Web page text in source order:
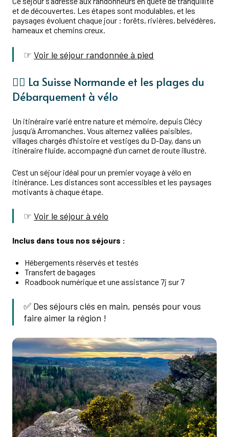
et de découvertes. Les étapes sont modulables, et les
paysages évoluent chaque jour : forêts, rivières, belvédères,
hameaux et chemins creux.
☞Voir le séjour randonnée à pied
‍🚴‍♂️ La Suisse Normande et les plages du
Débarquement à vélo
Un itinéraire varié entre nature et mémoire, depuis Clécy
jusqu’à Arromanches. Vous alternez vallées paisibles,
villages chargés d’histoire et vestiges du D-Day, dans un
itinéraire fluide, accompagné d’un carnet de route illustré.
C’est un séjour idéal pour un premier voyage à vélo en
itinérance. Les distances sont accessibles et les paysages
motivants à chaque étape.
☞Voir le séjour à vélo
Inclus dans tous nos séjours :
Hébergements réservés et testés
Transfert de bagages
Roadbook numérique et une assistance 7j sur 7
✅ Des séjours clés en main, pensés pour vous
faire aimer la région !